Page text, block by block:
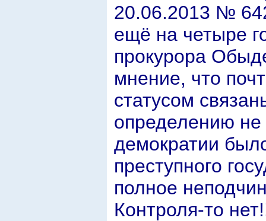
20.06.2013 №
ещё на четыре
прокурора
мнение, что
статусом
определению
демократии
преступного
полное
Контроля-то